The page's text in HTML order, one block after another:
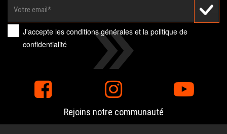
J'accepte lesconditions générales et lapolitique de
confidentialité
Rejoins notre communauté